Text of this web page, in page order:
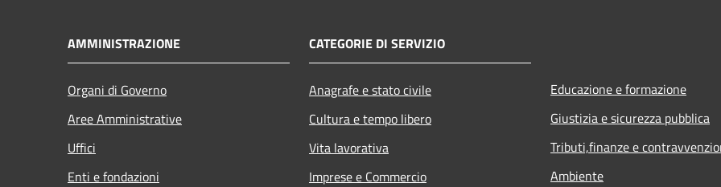
AMMINISTRAZIONE
Organi di Governo
Aree Amministrative
Uffici
Enti e fondazioni
CATEGORIE DI SERVIZIO
Anagrafe e stato civile
Cultura e tempo libero
Vita lavorativa
Imprese e Commercio
Educazione e formazione
Giustizia e sicurezza pubblica
Tributi,finanze e
Ambiente